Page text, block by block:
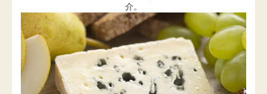
介。